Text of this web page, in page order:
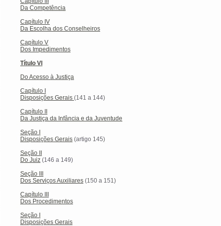
Da Competência
Capítulo IV
Da Escolha dos Conselheiros
Capítulo V
Dos Impedimentos
Título VI
Do Acesso à Justiça
Capítulo I
Disposições Gerais (141 a 144)
Capítulo II
Da Justiça da Infância e da Juventude
Seção I
Disposições Gerais (artigo 145)
Seção II
Do Juiz (146 a 149)
Seção III
Dos Serviços Auxiliares (150 a 151)
Capítulo III
Dos Procedimentos
Seção I
Disposições Gerais